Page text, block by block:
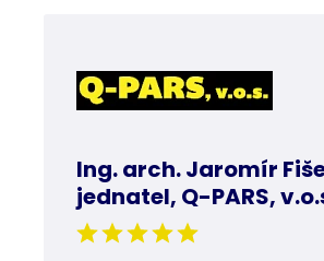
Ing. arch. Jaromír
jednatel, Q-PARS,